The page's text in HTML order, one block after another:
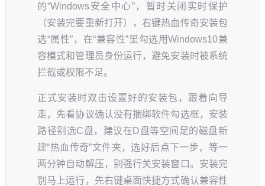
的“Windows安全中心”，暂时关闭实时保护
（安装完要重新打开），右键热血传奇安装包
选“属性”，在“兼容性”里勾选用Windows10兼
容模式和管理员身份运行，避免安装时被系统
拦截或权限不足。
正式安装时双击设置好的安装包，跟着向导
走，先看协议确认没有捆绑软件勾选框，安装
路径别选C盘，建议在D盘等空间足的磁盘新
建“热血传奇”文件夹，选好后点下一步，等一
两分钟自动解压，别强行关安装窗口。安装完
别马上运行，先右键桌面快捷方式确认兼容性